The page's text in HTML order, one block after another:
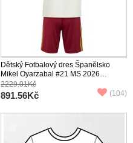
Dětský Fotbalový dres Španělsko
Mikel Oyarzabal #21 MS 2026
Venkovní Krátký Rukáv (+ trenýrky)
2229.01Kč
891.56Kč (104)